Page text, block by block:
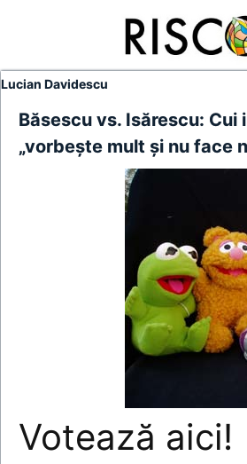
Lucian Davidescu
Băsescu vs. Isărescu:
„vorbeşte mult şi nu face
Votează aici!